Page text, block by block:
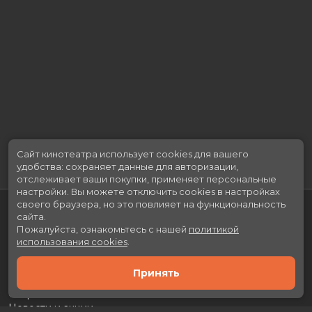
Скоро в кино
Новости и акции
Сайт кинотеатра использует cookies для вашего
удобства: сохраняет данные для авторизации,
отслеживает ваши покупки, применяет персональные
настройки. Вы можете отключить cookies в настройках
своего браузера, но это повлияет на функциональность
сайта.
Пожалуйста, ознакомьтесь с нашей политикой
использования cookies
Принять